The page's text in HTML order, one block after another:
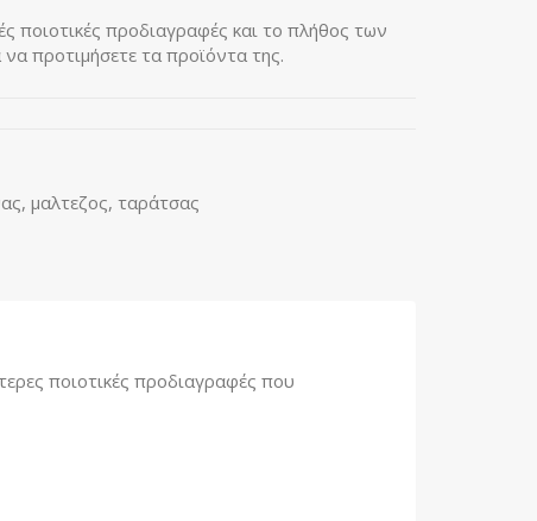
προδιαγραφές και το πλήθος των
προτιμήσετε τα προϊόντα της.
, μαλτεζος, ταράτσας
ποιοτικές προδιαγραφές που